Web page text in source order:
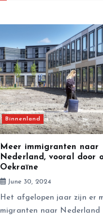
Binnenland
Meer immigranten naar
Nederland, vooral door
Oekraïne
June 30, 2024
Het afgelopen jaar zijn er
migranten naar Nederland